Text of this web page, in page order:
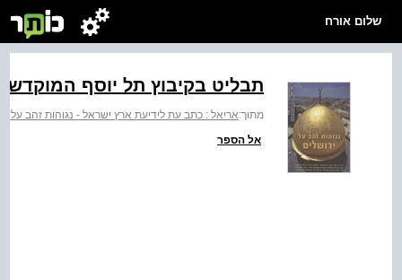
שלום אורח
תבליט בקיבוץ תל יוסף המוקדש
מתוך:אריאל : כתב עת לידיעת ארץ ישראל - נגוהות זהב על
אל הספר